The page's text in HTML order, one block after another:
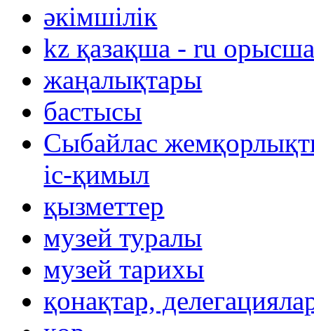
әкімшілік
kz қазақша - ru
жаңалықтары
бастысы
Сыбайлас
іс-қимыл
қызметтер
музей туралы
музей тарихы
қонақтар,